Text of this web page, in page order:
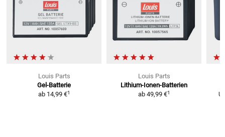
Louis Parts
Gel-Batterie
ab 14,99 €1
Louis Parts
Lithium-Ionen-Batterien
ab 49,99 €1